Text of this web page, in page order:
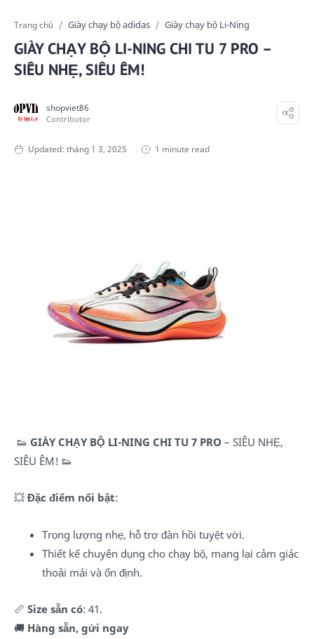
Trang chủ Giày chạy bộ adidas Giày chạy bộ Li-Ning
GIÀY CHẠY BỘ LI-NING CHI TU 7 PRO –
SIÊU NHẸ, SIÊU ÊM!
1 minute read
👟 GIÀY CHẠY BỘ LI-NING CHI TU 7 PRO – SIÊU NHẸ,
SIÊU ÊM! 👟
💥 Đặc điểm nổi bật:
Trọng lượng nhẹ, hỗ trợ đàn hồi tuyệt vời.
Thiết kế chuyên dụng cho chạy bộ, mang lại cảm giác
thoải mái và ổn định.
📏 Size sẵn có: 41.
🚚 Hàng sẵn, gửi ngay